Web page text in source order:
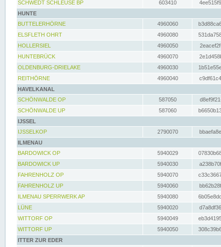
SCHWEDT SCHLEUSE BP
603410
HUNTE
BUTTELERHÖRNE
4960060
ELSFLETH OHRT
4960080
HOLLERSIEL
4960050
HUNTEBRÜCK
4960070
OLDENBURG-DRIELAKE
4960030
REITHÖRNE
4960040
HAVELKANAL
SCHÖNWALDE OP
587050
SCHÖNWALDE UP
587060
IJSSEL
IJSSELKOP
2790070
ILMENAU
BARDOWICK OP
5940029
BARDOWICK UP
5940030
FAHRENHOLZ OP
5940070
FAHRENHOLZ UP
5940060
ILMENAU SPERRWERK AP
5940080
LÜNE
5940020
WITTORF OP
5940049
WITTORF UP
5940050
ITTER ZUR EDER